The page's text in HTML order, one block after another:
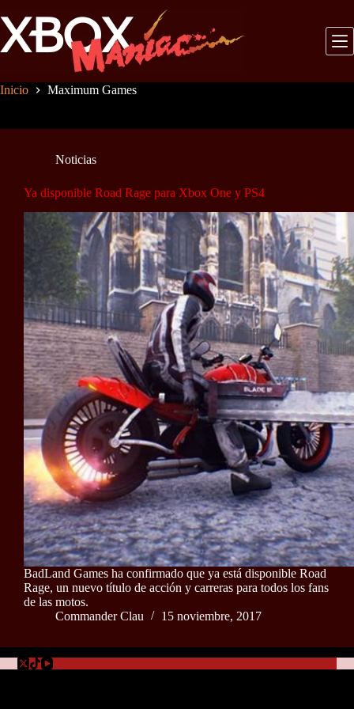
al
contenido
Inicio Maximum Games
Noticias
Ya disponible Road Rage para Xbox One y PS4
BadLand Games ha confirmado que ya está disponible Road
Rage, un nuevo título de acción y carreras para todos los fans
de las motos.
Commander Clau
15 noviembre, 2017